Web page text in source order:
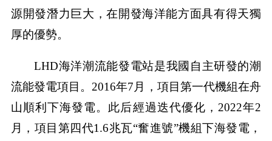
源開發潛力巨大，在開發海洋能方面具有得天獨
厚的優勢。
LHD海洋潮流能發電站是我國自主研發的潮
流能發電項目。2016年7月，項目第一代機組在舟
山順利下海發電。此后經過迭代優化，2022年2
月，項目第四代1.6兆瓦“奮進號”機組下海發電，